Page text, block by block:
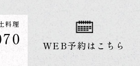
料理
WEB予約はこちら